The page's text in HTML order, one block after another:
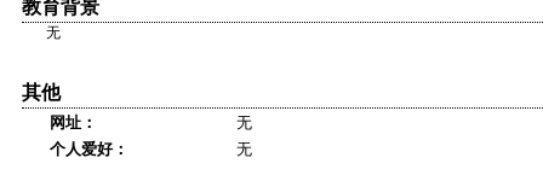
教育背景
无
其他
网址：
无
个人爱好：
无